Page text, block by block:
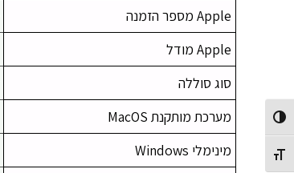
Toggle High Contrast
Toggle Font size
Apple מספר הזמנה
Apple מודל
סוג סוללה
מערכת מותקנת MacOS
מינימלי Windows